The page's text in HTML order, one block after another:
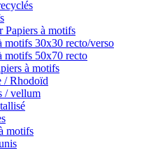
Papiers à motifs
motifs 30x30 recto/verso
motifs 50x70 recto
à motifs
/ Rhodoïd
/ vellum
motifs